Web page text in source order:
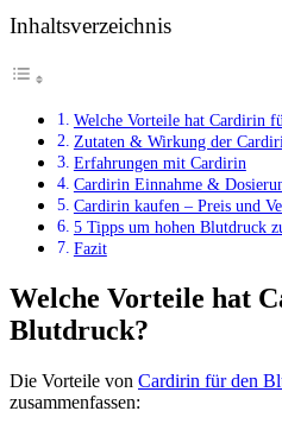
Inhaltsverzeichnis
Welche Vorteile hat Cardirin
Zutaten & Wirkung der
Erfahrungen mit Cardirin
Cardirin Einnahme &
Cardirin kaufen – Preis und
5 Tipps um hohen Blutdruck
Fazit
Welche Vorteile hat
Blutdruck?
Die Vorteile von Cardirin für den
zusammenfassen: